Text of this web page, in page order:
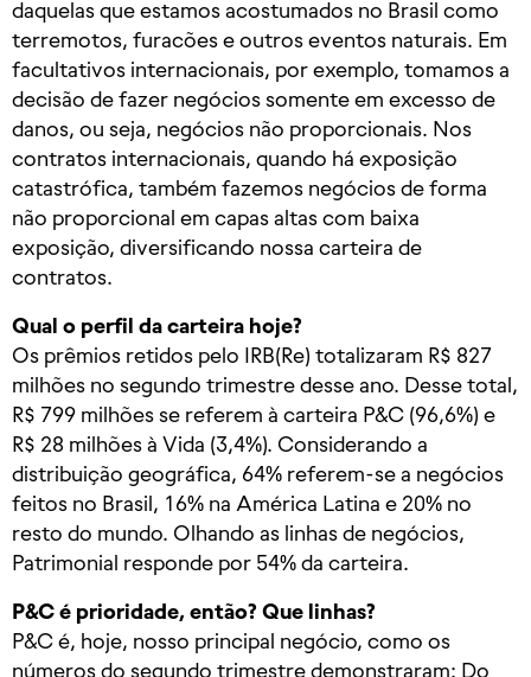
daquelas que estamos acostumados no Brasil como
terremotos, furacões e outros eventos naturais. Em
facultativos internacionais, por exemplo, tomamos a
decisão de fazer negócios somente em excesso de
danos, ou seja, negócios não proporcionais. Nos
contratos internacionais, quando há exposição
catastrófica, também fazemos negócios de forma
não proporcional em capas altas com baixa
exposição, diversificando nossa carteira de
contratos.
Qual o perfil da carteira hoje?
Os prêmios retidos pelo IRB(Re) totalizaram R$ 827
milhões no segundo trimestre desse ano. Desse total,
R$ 799 milhões se referem à carteira P&C (96,6%) e
R$ 28 milhões à Vida (3,4%). Considerando a
distribuição geográfica, 64% referem-se a negócios
feitos no Brasil, 16% na América Latina e 20% no
resto do mundo. Olhando as linhas de negócios,
Patrimonial responde por 54% da carteira.
P&C é prioridade, então? Que linhas?
P&C é, hoje, nosso principal negócio, como os
números do segundo trimestre demonstraram: Do